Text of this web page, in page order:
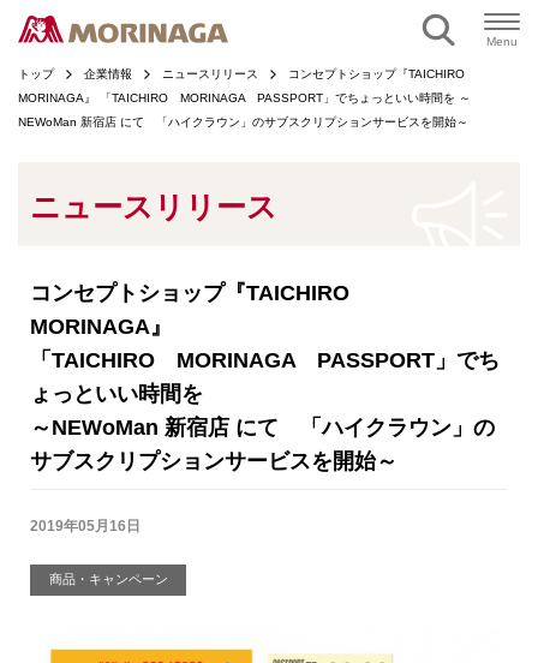
Menu
トップ 企業情報 ニュースリリース
コンセプトショップ『TAICHIRO
MORINAGA』 「TAICHIRO MORINAGA PASSPORT」でちょっといい時間を ～
NEWoMan 新宿店 にて 「ハイクラウン」のサブスクリプションサービスを開始～
ニュースリリース
コンセプトショップ『TAICHIRO
MORINAGA』
「TAICHIRO MORINAGA PASSPORT」でち
ょっといい時間を
～NEWoMan 新宿店 にて 「ハイクラウン」の
サブスクリプションサービスを開始～
2019年05月16日
商品・キャンペーン